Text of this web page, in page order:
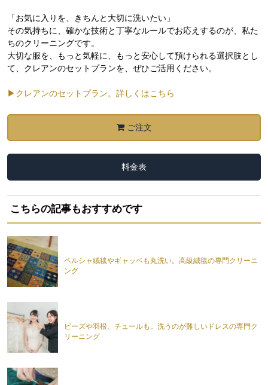
「お気に入りを、きちんと大切に洗いたい」
その気持ちに、確かな技術と丁寧なルールでお応えするのが、私た
ちのクリーニングです。
大切な服を、もっと気軽に、もっと安心して預けられる選択肢とし
て、クレアンのセットプランを、ぜひご活用ください。
▶クレアンのセットプラン。詳しくはこちら
ご注文
料金表
こちらの記事もおすすめです
ペルシャ絨毯やギャッベも丸洗い。高級絨毯の専門クリーニ
ング
ビーズや羽根、チュールも。洗うのが難しいドレスの専門ク
リーニング